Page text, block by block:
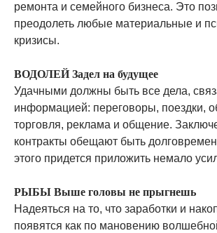
ремонта и семейного бизнеса. Это
преодолеть любые материальные и
кризисы.
ВОДОЛЕЙ Задел на будущее
Удачными должны быть все дела,
информацией: переговоры, поездки,
торговля, реклама и общение.
контракты обещают быть
этого придется приложить немало
РЫБЫ Выше головы не прыгнешь
Надеяться на то, что заработки и
появятся как по мановению